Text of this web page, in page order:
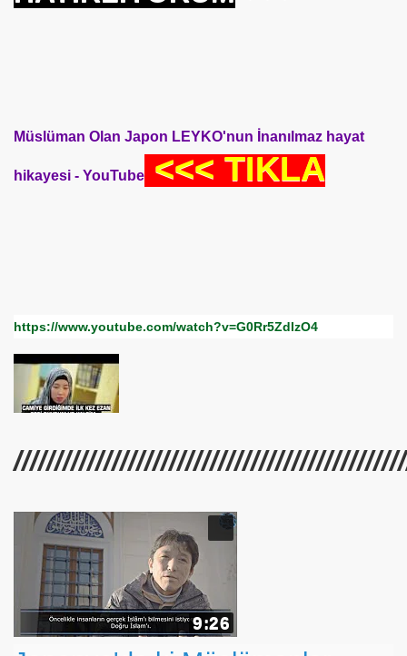
Müslüman Olan Japon LEYKO'nun İnanılmaz hayat
hikayesi - YouTube <<< TIKLA
https://www.youtube.com/watch?v=G0Rr5ZdIzO4
9:26